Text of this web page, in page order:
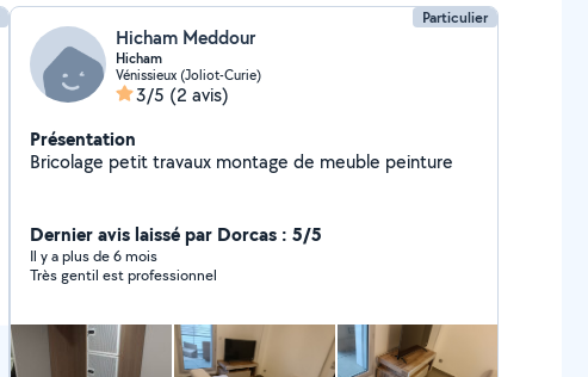
Particulier
Hicham Meddour
Hicham
Vénissieux (Joliot-Curie)
3/5 (2 avis)
Présentation
Bricolage petit travaux montage de meuble peinture
Dernier avis laissé par Dorcas : 5/5
Il y a plus de 6 mois
Très gentil est professionnel